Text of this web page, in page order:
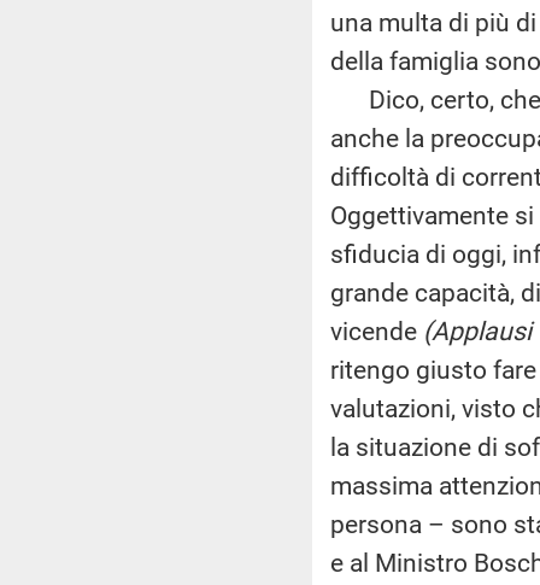
una multa di più
della famiglia
Dico, certo, che
anche la
difficoltà di
Oggettivamente
sfiducia di oggi,
grande capacità,
vicende
ritengo giusto
valutazioni, visto
la situazione di
massima
persona – sono
e al Ministro